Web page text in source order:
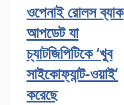
ওপেনাই রোলস ব্যাক
আপডেট যা
চ্যাটজিপিটিকে ‘খুব
সাইকোফ্যান্ট-ওয়াই’
করেছে